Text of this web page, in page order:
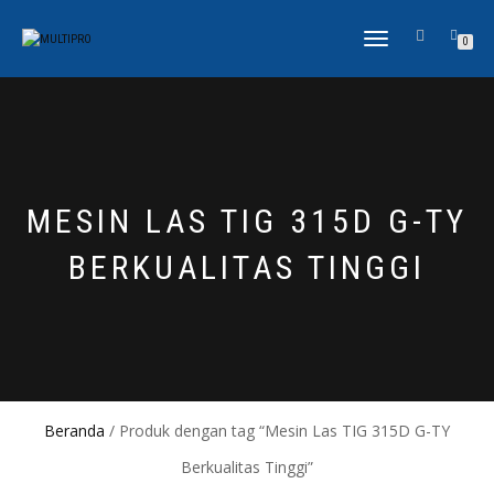
NAVIGASI
0
MESIN LAS TIG 315D G-TY
BERKUALITAS TINGGI
Beranda / Produk dengan tag “Mesin Las TIG 315D G-TY
Berkualitas Tinggi”